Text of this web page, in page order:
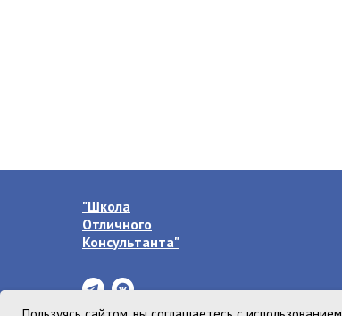
"Школа
Отличного
Консультанта"